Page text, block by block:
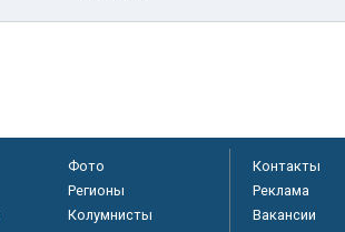
Фото
Регионы
Колумнисты
Контакты
Реклама
Вакансии